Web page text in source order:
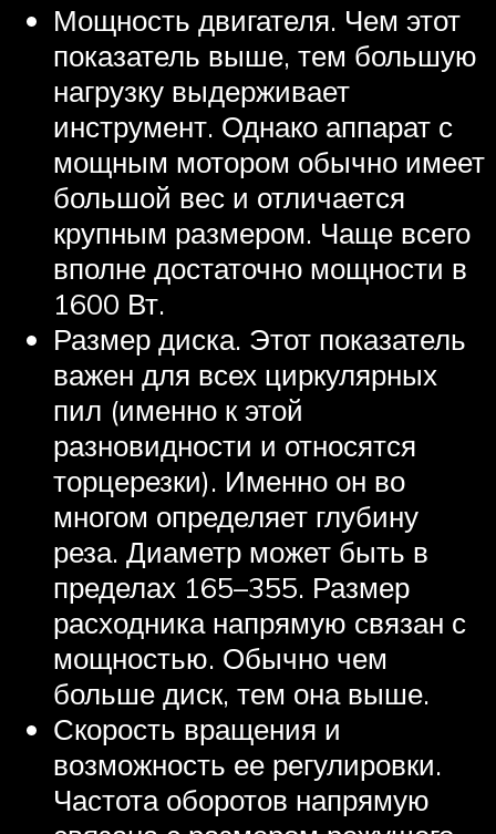
Мощность двигателя. Чем этот
показатель выше, тем большую
нагрузку выдерживает
инструмент. Однако аппарат с
мощным мотором обычно имеет
большой вес и отличается
крупным размером. Чаще всего
вполне достаточно мощности в
1600 Вт.
Размер диска. Этот показатель
важен для всех циркулярных
пил (именно к этой
разновидности и относятся
торцерезки). Именно он во
многом определяет глубину
реза. Диаметр может быть в
пределах 165–355. Размер
расходника напрямую связан с
мощностью. Обычно чем
больше диск, тем она выше.
Скорость вращения и
возможность ее регулировки.
Частота оборотов напрямую